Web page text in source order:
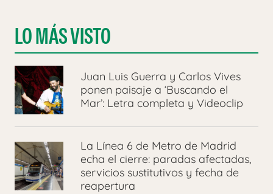
LO MÁS VISTO
Juan Luis Guerra y Carlos Vives
ponen paisaje a ‘Buscando el
Mar’: Letra completa y Videoclip
La Línea 6 de Metro de Madrid
echa el cierre: paradas afectadas,
servicios sustitutivos y fecha de
reapertura